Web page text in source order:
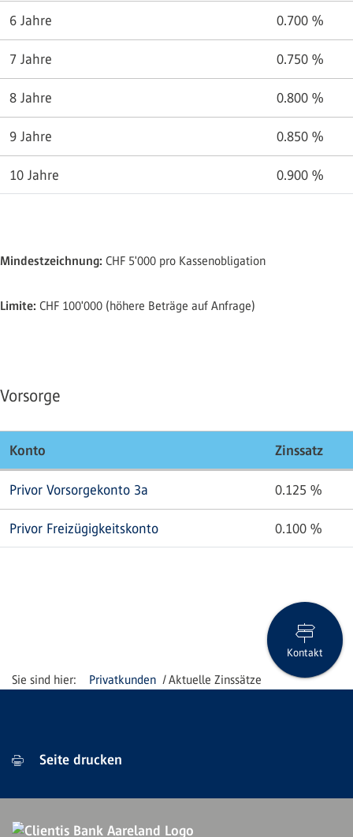
6 Jahre 0.700 %
7 Jahre 0.750 %
8 Jahre 0.800 %
9 Jahre 0.850 %
10 Jahre 0.900 %
Mindestzeichnung: CHF 5'000 pro Kassenobligation
Limite: CHF 100'000 (höhere Beträge auf Anfrage)
Vorsorge
Konto Zinssatz
Privor Vorsorgekonto 3a 0.125 %
Privor Freizügigkeitskonto 0.100 %
Privatkunden Aktuelle Zinssätze
Kontakt
Seite drucken